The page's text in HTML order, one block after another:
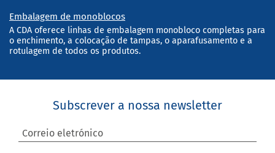
Embalagem de monoblocos
A CDA oferece linhas de embalagem monobloco completas para
o enchimento, a colocação de tampas, o aparafusamento e a
rotulagem de todos os produtos.
Subscrever a nossa newsletter
Correio eletrónico